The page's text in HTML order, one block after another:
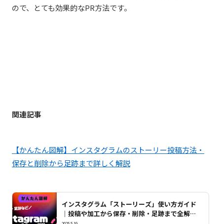
ので、とても効果的なPR方法です。
関連記事
【かんたん図解】インスタグラムのストーリー投稿方法・
保存と削除から足跡まで詳しく解説
インスタグラム「ストーリーズ」使い方ガイド
｜投稿や加工から保存・削除・足跡まで全解